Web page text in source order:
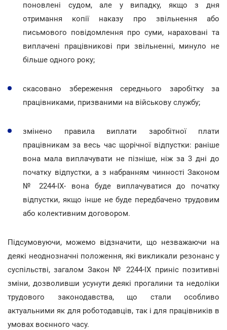
поновлені судом, але у випадку, якщо з дня
отримання копії наказу про звільнення або
письмового повідомлення про суми, нараховані та
виплачені працівникові при звільненні, минуло не
більше одного року;
скасовано збереження середнього заробітку за
працівниками, призваними на військову службу;
змінено правила виплати заробітної плати
працівникам за весь час щорічної відпустки: раніше
вона мала виплачувати не пізніше, ніж за 3 дні до
початку відпустки, а з набранням чинності Законом
№ 2244-IX- вона буде виплачуватися до початку
відпустки, якщо інше не буде передбачено трудовим
або колективним договором.
Підсумовуючи, можемо відзначити, що незважаючи на
деякі неоднозначні положення, які викликали резонанс у
суспільстві, загалом Закон № 2244-IX приніс позитивні
зміни, дозволивши усунути деякі прогалини та недоліки
трудового законодавства, що стали особливо
актуальними як для роботодавців, так і для працівників в
умовах воєнного часу.